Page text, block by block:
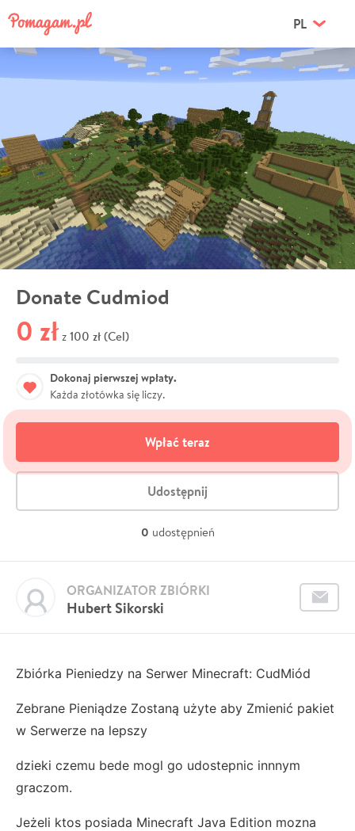
PL
Donate Cudmiod
0 zł z 100 zł (Cel)
Dokonaj pierwszej wpłaty.
Każda złotówka się liczy.
Wpłać teraz
Udostępnij
0 udostępnień
Hubert Sikorski
ORGANIZATOR ZBIÓRKI
Zbiórka Pieniedzy na Serwer Minecraft: CudMiód
Zebrane Pieniądze Zostaną użyte aby Zmienić pakiet
w Serwerze na lepszy
dzieki czemu bede mogl go udostepnic innnym
graczom.
Jeżeli ktos posiada Minecraft Java Edition mozna